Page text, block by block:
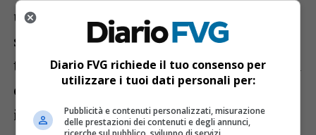
una trattativa complessa e sul cui esito ci
sono molte perplessità e dalla quale
traspare un certo pessimismo. Appare a noi
evidente che l’attuale proprietà vorrà
iniziare i lavori coordinandosi col partner
Diario FVG richiede il tuo consenso per
utilizzare i tuoi dati personali per:
Pubblicità e contenuti personalizzati, misurazione
delle prestazioni dei contenuti e degli annunci,